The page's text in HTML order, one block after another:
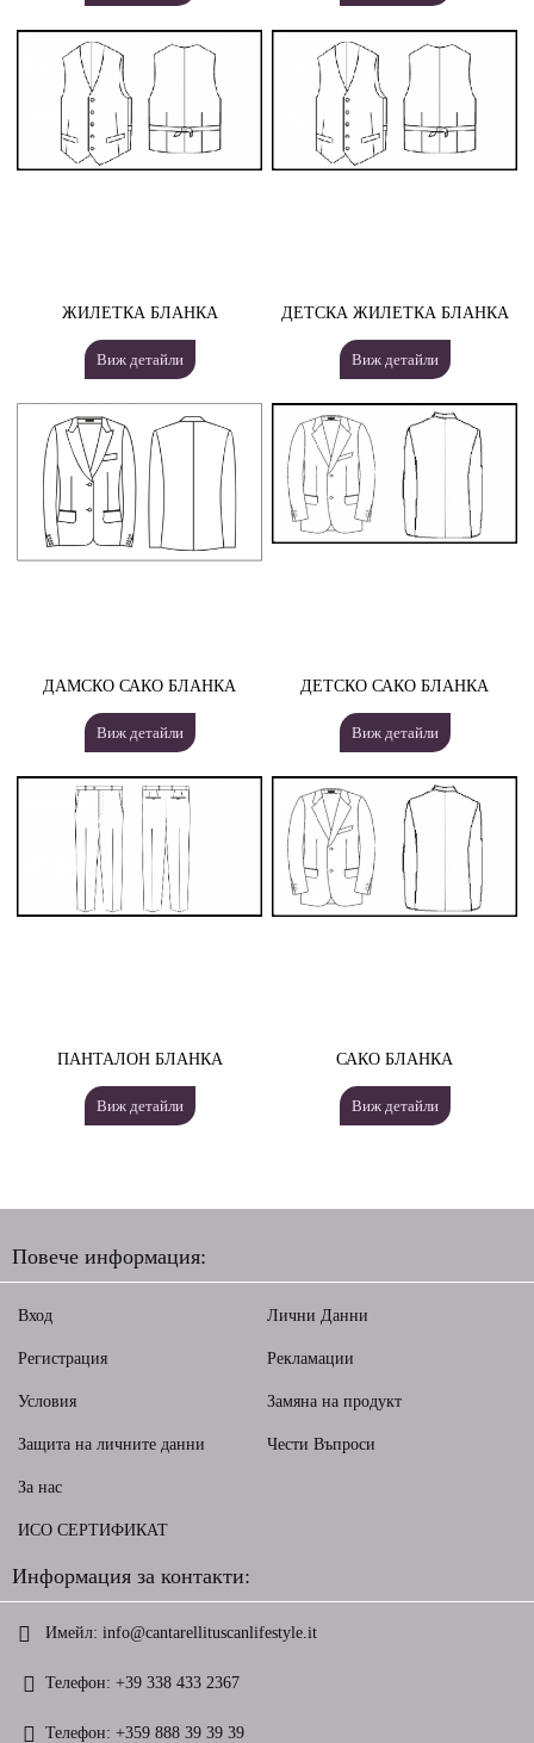
ЖИЛЕТКА БЛАНКА
Виж детайли
ДЕТСКА ЖИЛЕТКА БЛАНКА
Виж детайли
ДАМСКО САКО БЛАНКА
Виж детайли
ДЕТСКО САКО БЛАНКА
Виж детайли
ПАНТАЛОН БЛАНКА
Виж детайли
САКО БЛАНКА
Виж детайли
Повече информация:
Вход
Регистрация
Условия
Защита на личните данни
Лични Данни
Рекламации
Замяна на продукт
Чести Въпроси
За нас
ИСО СЕРТИФИКАТ
Информация за контакти:
Имейл: info@cantarellituscanlifestyle.it
Телефон: +39 338 433 2367
Телефон: +359 888 39 39 39